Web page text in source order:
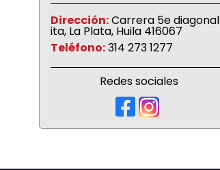
Dirección:Carrera 5e diagonal
ita, La Plata, Huila 416067
Teléfono:314 273 1277
Redes sociales